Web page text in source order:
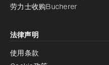
劳力士收购Bucherer
法律声明
使用条款